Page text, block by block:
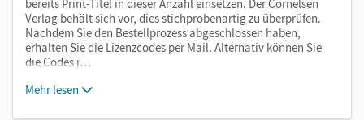
bereits Print-Titel in dieser Anzahl einsetzen. Der Cornelsen
Verlag behält sich vor, dies stichprobenartig zu überprüfen.
Nachdem Sie den Bestellprozess abgeschlossen haben,
erhalten Sie die Lizenzcodes per Mail. Alternativ können Sie
die Codes j…
Mehr lesen